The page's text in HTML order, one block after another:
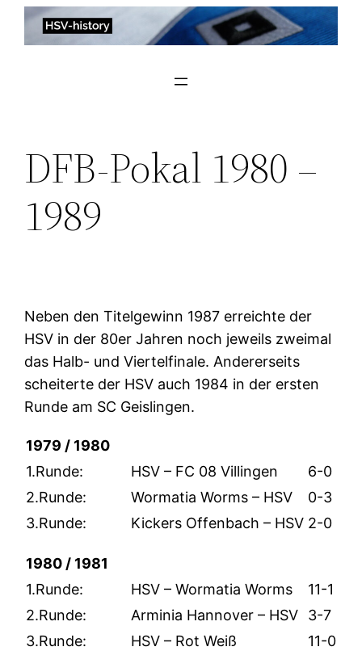
Zum
Inhalt
DFB-Pokal 1980 –
1989
Neben den Titelgewinn 1987 erreichte der
HSV in der 80er Jahren noch jeweils zweimal
das Halb- und Viertelfinale. Andererseits
scheiterte der HSV auch 1984 in der ersten
Runde am SC Geislingen.
1979 / 1980
1.Runde:
HSV – FC 08 Villingen
6-0
2.Runde:
Wormatia Worms – HSV
0-3
3.Runde:
Kickers Offenbach – HSV 2-0
1980 / 1981
1.Runde:
HSV – Wormatia Worms
11-1
2.Runde:
Arminia Hannover – HSV
3-7
3.Runde:
HSV – Rot Weiß
11-0